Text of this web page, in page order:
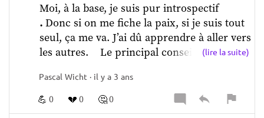
Moi, à la base, je suis pur introspectif
. Donc si on me fiche la paix, si je suis tout
seul, ça me va. J’ai dû apprendre à aller vers
les autres. Le principal conseil que je
design comme une conversation. Avant
toute chose, c’est les mots avant les visuels.
Il faut être capable pour collaborer avec les
(lire la suite)
Pascal Wicht · il y a 3 ans
💪 0 💔 0 🤔0